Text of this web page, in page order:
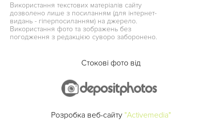
Використання текстових матеріалів сайту
дозволено лише з посиланням (для інтернет-
видань - гіперпосиланням) на джерело.
Використання фото та зображень без
погодження з редакцією суворо заборонено.
Стокові фото від
Розробка веб-сайту "Activemedia"